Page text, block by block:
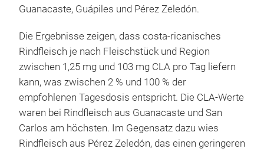
Guanacaste, Guápiles und Pérez Zeledón.
Die Ergebnisse zeigen, dass costa-ricanisches
Rindfleisch je nach Fleischstück und Region
zwischen 1,25 mg und 103 mg CLA pro Tag liefern
kann, was zwischen 2 % und 100 % der
empfohlenen Tagesdosis entspricht. Die CLA-Werte
waren bei Rindfleisch aus Guanacaste und San
Carlos am höchsten. Im Gegensatz dazu wies
Rindfleisch aus Pérez Zeledón, das einen geringeren